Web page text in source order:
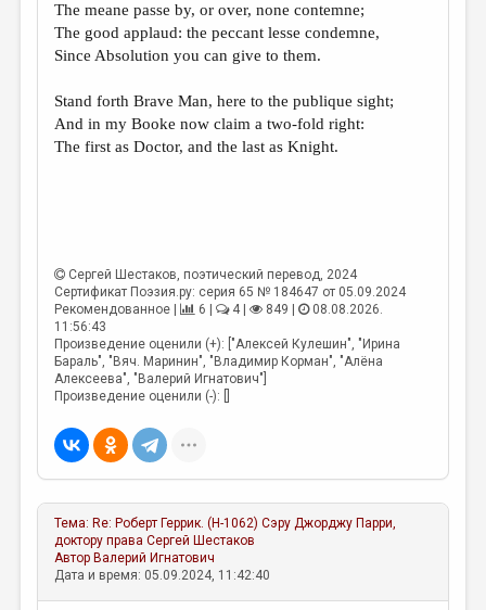
ЛИТЕРАТУРОВЕДЕНИЕ
КУЛЬТУРОВЕДЕНИЕ
РЕЦЕНЗИРОВАНИЕ
ВКОНТАКТЕ
The meane passe by, or over, none contemne;
The good applaud: the peccant lesse condemne,
Since Absolution you can give to them.
Stand forth Brave Man, here to the publique sight;
And in my Booke now claim a two-fold right:
The first as Doctor, and the last as Knight.
Сергей Шестаков, поэтический перевод, 2024
Сертификат Поэзия.ру: серия 65 № 184647 от 05.09.2024
Рекомендованное |
6 | 4 | 849 |
08.08.2026.
11:56:43
Произведение оценили (+): ["Алексей Кулешин", "Ирина
Бараль", "Вяч. Маринин", "Владимир Корман", "Алёна
Алексеева", "Валерий Игнатович"]
Произведение оценили (-): []
Тема: Re: Роберт Геррик. (Н-1062) Сэру Джорджу Парри,
доктору права Сергей Шестаков
Автор Валерий Игнатович
Дата и время: 05.09.2024, 11:42:40